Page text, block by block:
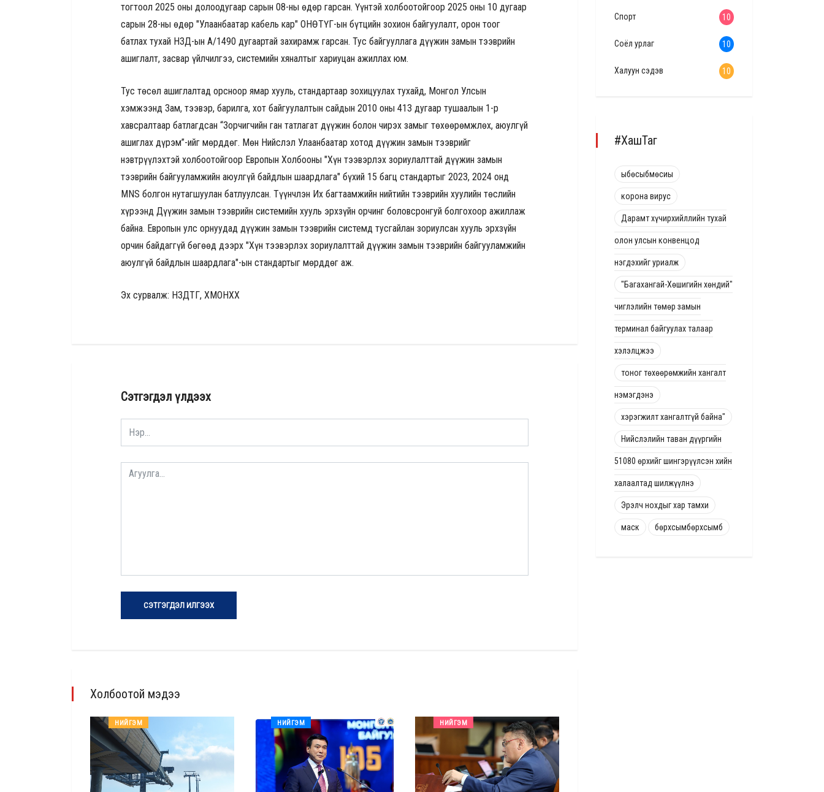
тогтоол 2025 оны долоодугаар сарын 08-ны өдөр гарсан. Үүнтэй холбоотойгоор 2025 оны 10 дугаар
сарын 28-ны өдөр "Улаанбаатар кабель кар" ОНӨТҮГ-ын бүтцийн зохион байгуулалт, орон тоог
батлах тухай НЗД-ын А/1490 дугаартай захирамж гарсан. Тус байгууллага дүүжин замын тээврийн
ашиглалт, засвар үйлчилгээ, системийн хяналтыг хариуцан ажиллах юм.
Тус төсөл ашиглалтад орсноор ямар хууль, стандартаар зохицуулах тухайд, Монгол Улсын
хэмжээнд Зам, тээвэр, барилга, хот байгуулалтын сайдын 2010 оны 413 дугаар тушаалын 1-р
хавсралтаар батлагдсан “Зорчигчийн ган татлагат дүүжин болон чирэх замыг төхөөрөмжлөх, аюулгүй
ашиглах дүрэм”-ийг мөрддөг. Мөн Нийслэл Улаанбаатар хотод дүүжин замын тээврийг
нэвтрүүлэхтэй холбоотойгоор Европын Холбооны "Хүн тээвэрлэх зориулалттай дүүжин замын
тээврийн байгууламжийн аюулгүй байдлын шаардлага" бүхий 15 багц стандартыг 2023, 2024 онд
MNS болгон нутагшуулан батлуулсан. Түүнчлэн Их багтаамжийн нийтийн тээврийн хуулийн төслийн
хүрээнд Дүүжин замын тээврийн системийн хууль эрхзүйн орчинг боловсронгуй болгохоор ажиллаж
байна. Европын улс орнуудад дүүжин замын тээврийн системд тусгайлан зориулсан хууль эрхзүйн
орчин байдаггүй бөгөөд дээрх "Хүн тээвэрлэх зориулалттай дүүжин замын тээврийн байгууламжийн
аюулгүй байдлын шаардлага"-ын стандартыг мөрддөг аж.
Эх сурвалж: НЗДТГ, ХМОНХХ
Сэтгэгдэл үлдээх
СЭТГЭГДЭЛ ИЛГЭЭХ
Холбоотой мэдээ
НИЙГЭМ НИЙГЭМ НИЙГЭМ
Спорт 10
Соёл урлаг 10
Халуун сэдэв 10
#ХашТаг
ыбөсыбмөсиы
корона вирус
Дарамт хүчирхийллийн тухай
олон улсын конвенцод
нэгдэхийг уриалж
"Багахангай-Хөшигийн хөндий"
чиглэлийн төмөр замын
терминал байгуулах талаар
хэлэлцжээ
тоног төхөөрөмжийн хангалт
нэмэгдэнэ
хэрэгжилт хангалтгүй байна"
Нийслэлийн таван дүүргийн
51080 өрхийг шингэрүүлсэн хийн
халаалтад шилжүүлнэ
Эрэлч нохдыг хар тамхи
маск бөрхсымбөрхсымб